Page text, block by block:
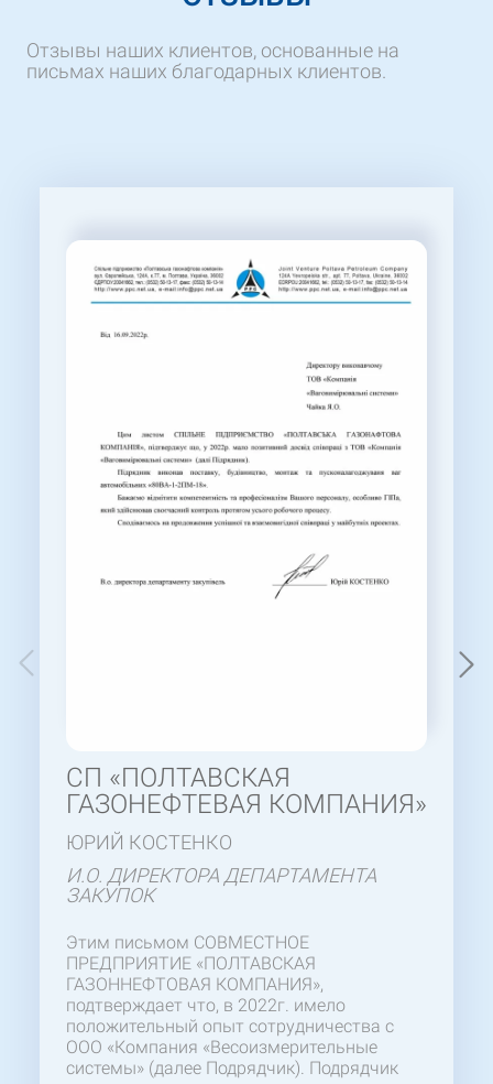
Отзывы наших клиентов, основанные на
письмах наших благодарных клиентов.
СП «ПОЛТАВСКАЯ
ГАЗОНЕФТЕВАЯ КОМПАНИЯ»
ЮРИЙ КОСТЕНКО
И.О. ДИРЕКТОРА ДЕПАРТАМЕНТА
ЗАКУПОК
Этим письмом СОВМЕСТНОЕ
ПРЕДПРИЯТИЕ «ПОЛТАВСКАЯ
ГАЗОННЕФТОВАЯ КОМПАНИЯ»,
подтверждает что, в 2022г. имело
положительный опыт сотрудничества с
ООО «Компания «Весоизмерительные
системы» (далее Подрядчик). Подрядчик